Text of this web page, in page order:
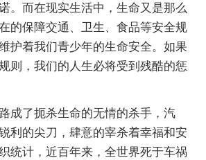
。而在现实生活中，生命又是那么
的保障交通、卫生、食品等安全规
护着我们青少年的生命安全。如果
则，我们的人生必将受到残酷的惩
成了扼杀生命的无情的杀手，汽
利的尖刀，肆意的宰杀着幸福和安
统计，近百年来，全世界死于车祸